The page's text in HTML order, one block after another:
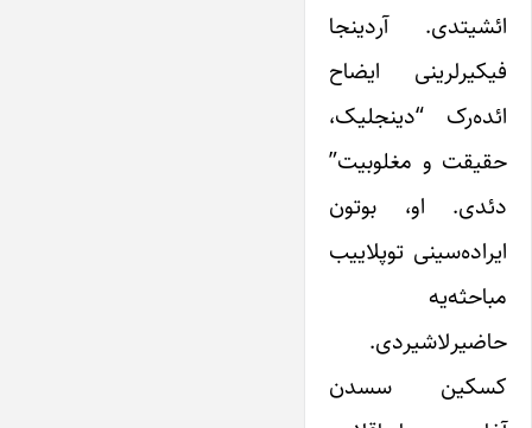
ائشیتدی. آردینجا
فیکیرلرینی ایضاح
ائده‌رک “دینجلیک،
حقیقت و مغلوبیت”
دئدی. او، بوتون
ایراده‌سینی توپلاییب
مباحثه‌یه
حاضیرلاشیردی.
کسکین سسدن